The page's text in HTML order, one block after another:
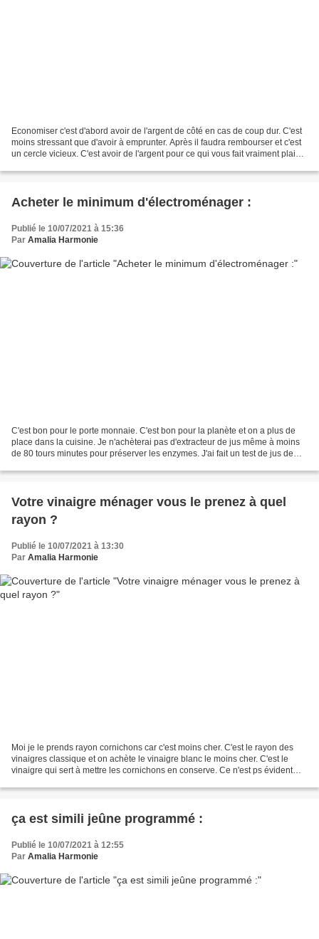
Economiser c'est d'abord avoir de l'argent de côté en cas de coup dur. C'est
moins stressant que d'avoir à emprunter. Après il faudra rembourser et c'est
un cercle vicieux. C'est avoir de l'argent pour ce qui vous fait vraiment plaisir
Acheter le minimum d'électroménager :
Publié le 10/07/2021 à 15:36
Par Amalia Harmonie
C'est bon pour le porte monnaie. C'est bon pour la planète et on a plus de
place dans la cuisine. Je n'achèterai pas d'extracteur de jus même à moins
de 80 tours minutes pour préserver les enzymes. J'ai fait un test de jus de
Votre vinaigre ménager vous le prenez à quel
rayon ?
Publié le 10/07/2021 à 13:30
Par Amalia Harmonie
Moi je le prends rayon cornichons car c'est moins cher. C'est le rayon des
vinaigres classique et on achète le vinaigre blanc le moins cher. C'est le
vinaigre qui sert à mettre les cornichons en conserve. Ce n'est ps évident
ça est simili jeûne programmé :
Publié le 10/07/2021 à 12:55
Par Amalia Harmonie